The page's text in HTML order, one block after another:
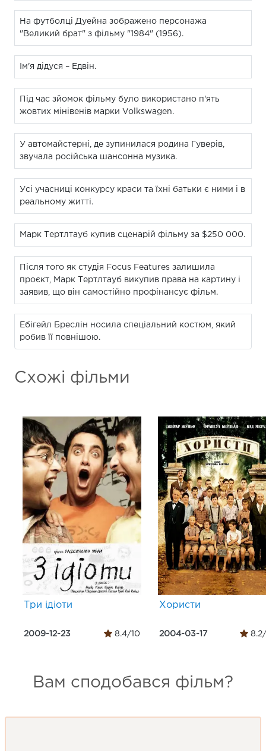
На футболці Дуейна зображено персонажа
"Великий брат" з фільму "1984" (1956).
Ім'я дідуся – Едвін.
Під час зйомок фільму було використано п'ять
жовтих мінівенів марки Volkswagen.
У автомайстерні, де зупинилася родина Гуверів,
звучала російська шансонна музика.
Усі учасниці конкурсу краси та їхні батьки є ними і в
реальному житті.
Марк Тертлтауб купив сценарій фільму за $250 000.
Після того як студія Focus Features залишила
проєкт, Марк Тертлтауб викупив права на картину і
заявив, що він самостійно профінансує фільм.
Ебігейл Бреслін носила спеціальний костюм, який
робив її повнішою.
Схожі фільми
Три ідіоти
2009-12-23 8.4/10
Хористи
2004-03-17 8.2/
Вам сподобався фільм?